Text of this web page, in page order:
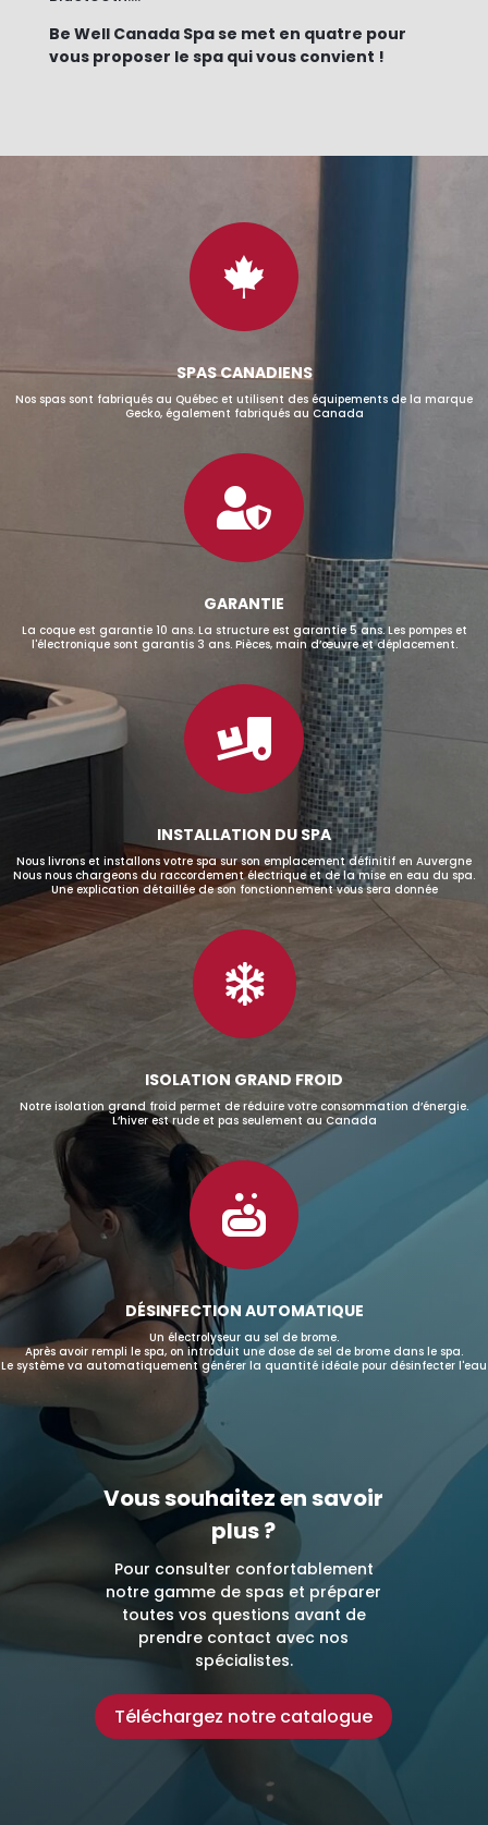
Be Well Canada Spa se met en quatre pour
vous proposer le spa qui vous convient !

SPAS CANADIENS
Nos spas sont fabriqués au Québec et utilisent des équipements de la marque
Gecko, également fabriqués au Canada

GARANTIE
La coque est garantie 10 ans. La structure est garantie 5 ans. Les pompes et
l'électronique sont garantis 3 ans. Pièces, main d’œuvre et déplacement.

INSTALLATION DU SPA
Nous livrons et installons votre spa sur son emplacement définitif en Auvergne
Nous nous chargeons du raccordement électrique et de la mise en eau du spa.
Une explication détaillée de son fonctionnement vous sera donnée

ISOLATION GRAND FROID
Notre isolation grand froid permet de réduire votre consommation d’énergie.
L’hiver est rude et pas seulement au Canada

DÉSINFECTION AUTOMATIQUE
Un électrolyseur au sel de brome.
Après avoir rempli le spa, on introduit une dose de sel de brome dans le spa.
Le système va automatiquement générer la quantité idéale pour désinfecter l'eau
Vous souhaitez en savoir
plus ?
Pour consulter confortablement
notre gamme de spas et préparer
toutes vos questions avant de
prendre contact avec nos
spécialistes.
Téléchargez notre catalogue